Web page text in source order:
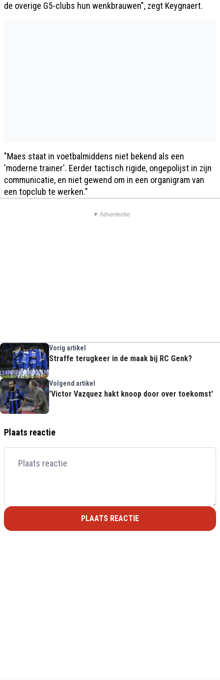
de overige G5-clubs hun wenkbrauwen", zegt Keygnaert.
"Maes staat in voetbalmiddens niet bekend als een
'moderne trainer'. Eerder tactisch rigide, ongepolijst in zijn
communicatie, en niet gewend om in een organigram van
een topclub te werken."
▼ Advertentie
Vorig artikel
Straffe terugkeer in de maak bij RC Genk?
Volgend artikel
'Victor Vazquez hakt knoop door over toekomst'
Plaats reactie
PLAATS REACTIE